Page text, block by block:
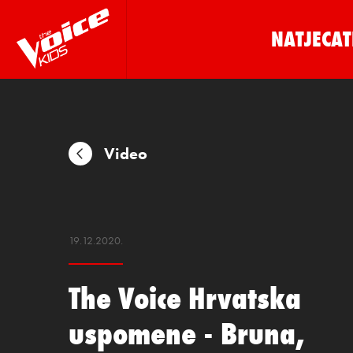
Video
19.12.2020.
The Voice Hrvatska
uspomene - Bruna,